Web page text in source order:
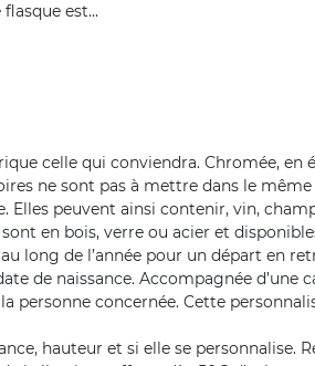
est...
celle qui conviendra. Chromée, en
ne sont pas à mettre dans le
peuvent ainsi contenir, vin,
en bois, verre ou acier et
long de l’année pour un départ en
de naissance. Accompagnée d’une
concernée. Cette
hauteur et si elle se personnalise.